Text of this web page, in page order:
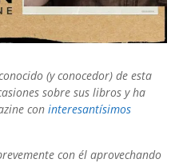
(y conocedor) de esta
sobre sus libros y ha
con interesantísimos
con él aprovechando